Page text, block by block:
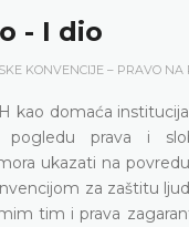
- I dio
KONVENCIJE – PRAVO
kao domaća
prava i
ukazati na
za zaštitu
tim i prava